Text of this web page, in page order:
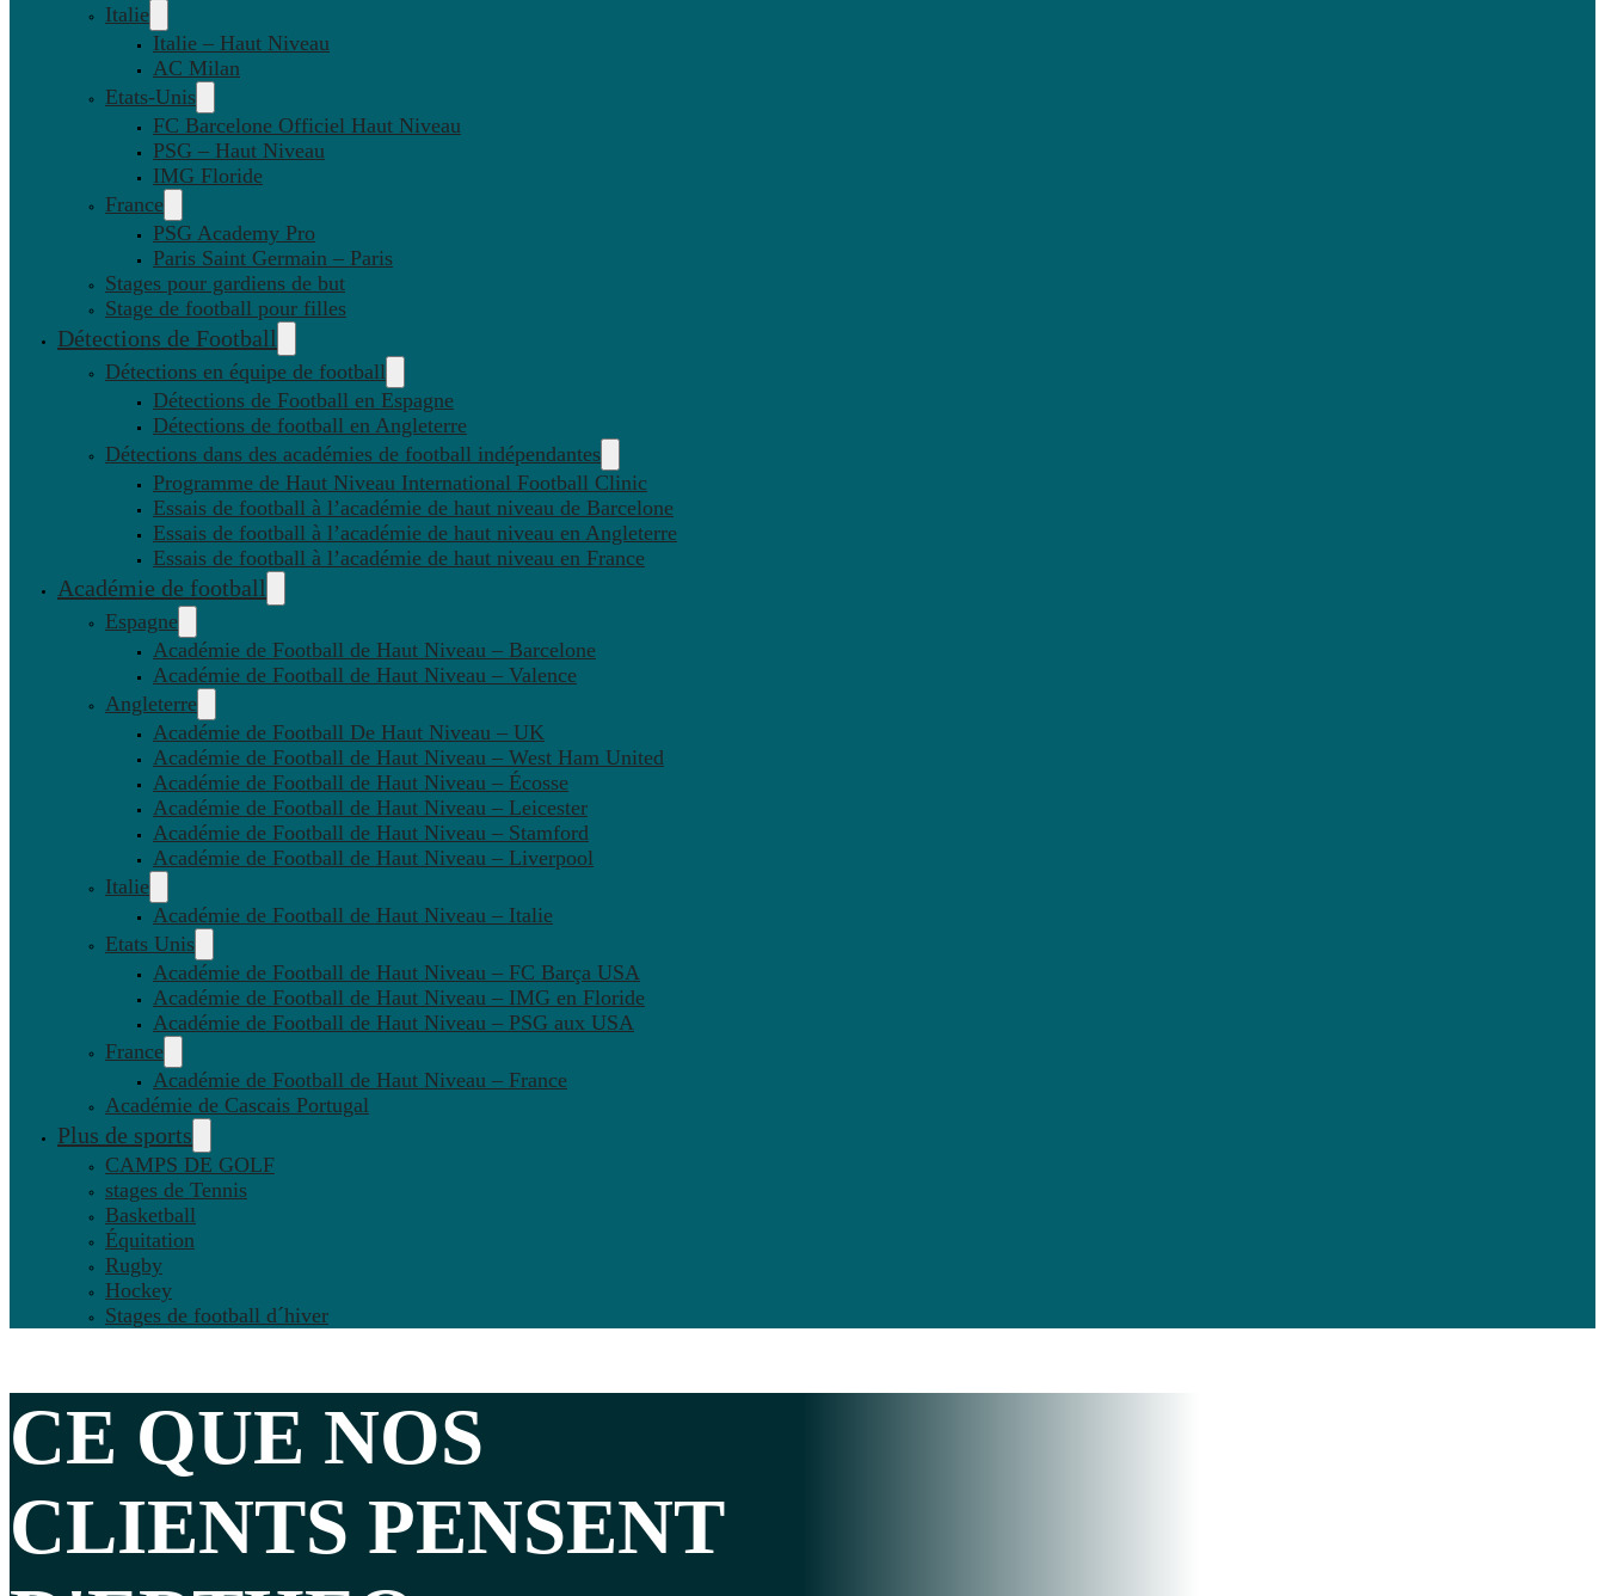
Italie
Italie – Haut Niveau
AC Milan
Etats-Unis
FC Barcelone Officiel Haut Niveau
PSG – Haut Niveau
IMG Floride
France
PSG Academy Pro
Paris Saint Germain – Paris
Stages pour gardiens de but
Stage de football pour filles
Détections de Football
Détections en équipe de football
Détections de Football en Espagne
Détections de football en Angleterre
Détections dans des académies de football indépendantes
Programme de Haut Niveau International Football Clinic
Essais de football à l’académie de haut niveau de Barcelone
Essais de football à l’académie de haut niveau en Angleterre
Essais de football à l’académie de haut niveau en France
Académie de football
Espagne
Académie de Football de Haut Niveau – Barcelone
Académie de Football de Haut Niveau – Valence
Angleterre
Académie de Football De Haut Niveau – UK
Académie de Football de Haut Niveau – West Ham United
Académie de Football de Haut Niveau – Écosse
Académie de Football de Haut Niveau – Leicester
Académie de Football de Haut Niveau – Stamford
Académie de Football de Haut Niveau – Liverpool
Italie
Académie de Football de Haut Niveau – Italie
Etats Unis
Académie de Football de Haut Niveau – FC Barça USA
Académie de Football de Haut Niveau – IMG en Floride
Académie de Football de Haut Niveau – PSG aux USA
France
Académie de Football de Haut Niveau – France
Académie de Cascais Portugal
Plus de sports
CAMPS DE GOLF
stages de Tennis
Basketball
Équitation
Rugby
Hockey
Stages de football d´hiver
CE QUE NOS
CLIENTS PENSENT